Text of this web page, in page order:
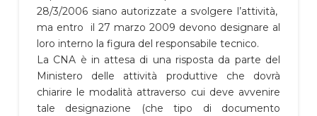
28/3/2006 siano autorizzate a svolgere l’attività,
ma entro il 27 marzo 2009 devono designare al
loro interno la figura del responsabile tecnico.
La CNA è in attesa di una risposta da parte del
Ministero delle attività produttive che dovrà
chiarire le modalità attraverso cui deve avvenire
tale designazione (che tipo di documento